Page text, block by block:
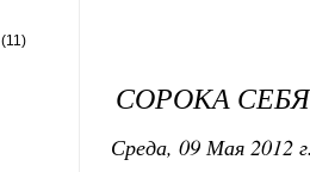
(11)
СОРОКА
Среда, 09 Мая 2012